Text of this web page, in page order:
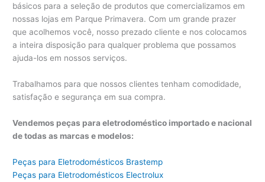
básicos para a seleção de produtos que comercializamos em
nossas lojas em Parque Primavera. Com um grande prazer
que acolhemos você, nosso prezado cliente e nos colocamos
a inteira disposição para qualquer problema que possamos
ajuda-los em nossos serviços.
Trabalhamos para que nossos clientes tenham comodidade,
satisfação e segurança em sua compra.
Vendemos peças para eletrodoméstico importado e nacional
de todas as marcas e modelos:
Peças para Eletrodomésticos Brastemp
Peças para Eletrodomésticos Electrolux